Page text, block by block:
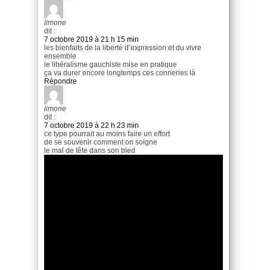
limone
dit :
7 octobre 2019 à 21 h 15 min
les bienfaits de la liberté d’expression et du vivre
ensemble
le libéralisme gauchiste mise en pratique
ça va durer encore longtemps ces conneries là
Répondre
limone
dit :
7 octobre 2019 à 22 h 23 min
ce type pourrait au moins faire un effort
de se souvenir comment on soigne
le mal de tête dans son bled